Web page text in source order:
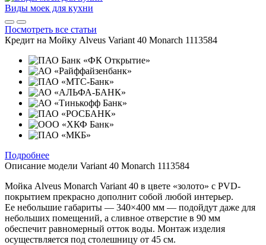
Виды моек для кухни
Посмотреть все статьи
Кредит на Мойку Alveus Variant 40 Monarch 1113584
Подробнее
Описание модели Variant 40 Monarch 1113584
Мойка Alveus Monarch Variant 40 в цвете «золото» с PVD-
покрытием прекрасно дополнит собой любой интерьер.
Ее небольшие габариты — 340×400 мм — подойдут даже для
небольших помещений, а сливное отверстие в 90 мм
обеспечит равномерный отток воды. Монтаж изделия
осуществляется под столешницу от 45 см.